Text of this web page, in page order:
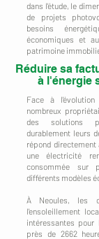
dans l'étude, le
de projets
besoins
économiques et
patrimoine
Réduire sa
à l'énergie
Face à
nombreux
des solutions
durablement leurs
répond
une électricité
consommée sur
différents modèles
À Neoules, les
l'ensoleillement
intéressantes
près de 2662